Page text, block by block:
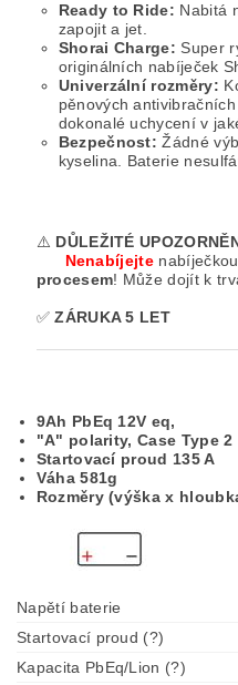
Ready to Ride: Nabitá
zapojit a jet.
Shorai Charge: Super
originálních nabíječek
Univerzální rozměry:
pěnových
dokonalé uchycení v
Bezpečnost: Žádné
kyselina. Baterie
⚠️ DŮLEŽITÉ
Nenabíjejte
procesem! Může dojít k
✅ZÁRUKA 5 LET
9Ah PbEq 12V eq,
"A" polarity, Case Type 2
Startovací proud 135 A
Váha 581g
Rozměry (výška x
Napětí baterie
Startovací proud (?)
Kapacita PbEq/Lion (?)